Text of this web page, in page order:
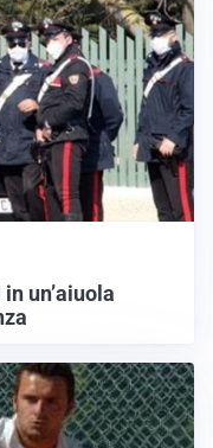
un’aiuola